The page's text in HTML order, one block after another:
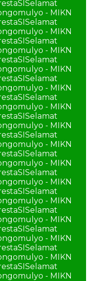
Selamat
- MIKN
Selamat
- MIKN
Selamat
- MIKN
Selamat
- MIKN
Selamat
- MIKN
Selamat
- MIKN
Selamat
- MIKN
Selamat
- MIKN
Selamat
- MIKN
Selamat
- MIKN
Selamat
- MIKN
Selamat
- MIKN
Selamat
- MIKN
Selamat
- MIKN
Selamat
- MIKN